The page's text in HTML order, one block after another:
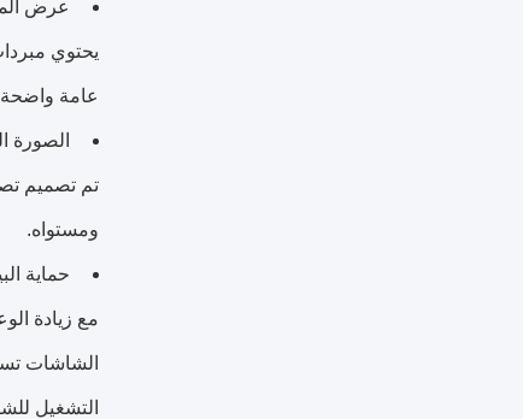
عرض
يحتوي
عامة
الصورة
تم تصميم
ومستواه.
حماية
مع زيادة
الشاشات
التشغيل